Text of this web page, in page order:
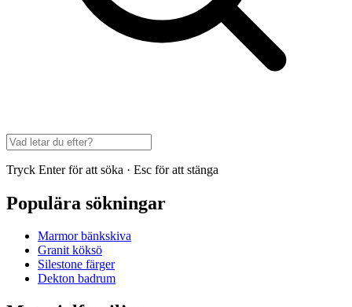
Tryck Enter för att söka · Esc för att stänga
Populära sökningar
Marmor bänkskiva
Granit köksö
Silestone färger
Dekton badrum